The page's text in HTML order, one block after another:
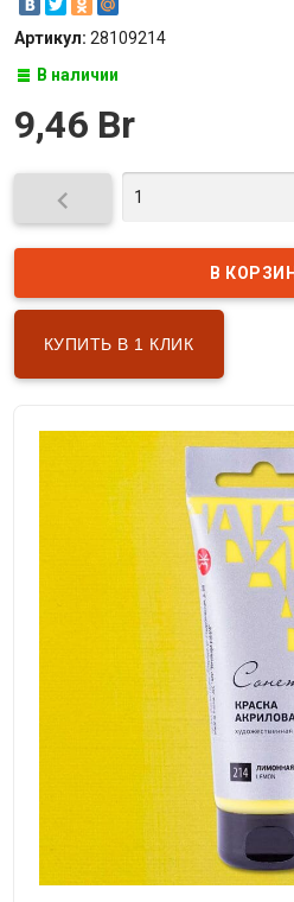
Артикул: 28109214
В наличии
9,46 Br

КУПИТЬ В 1 КЛИК